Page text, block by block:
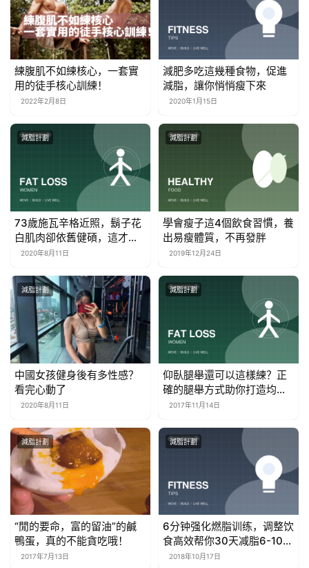
練腹肌不如練核心，一套實
用的徒手核心訓練！
2022年2月8日
減肥多吃這幾種食物，促進
減脂，讓你悄悄瘦下來
2020年1月15日
減脂計劃
73歲施瓦辛格近照，鬍子花
白肌肉卻依舊健碩，這才是
真男神
2020年8月11日
減脂計劃
學會瘦子這4個飲食習慣，養
出易瘦體質，不再發胖
2019年12月24日
減脂計劃
中國女孩健身後有多性感？
看完心動了
2020年8月11日
減脂計劃
仰臥腿舉還可以這樣練？正
確的腿舉方式助你打造均衡
大腿肌
2017年11月14日
減脂計劃
“閒的要命，富的留油”的鹹
鴨蛋，真的不能貪吃哦！
2017年7月13日
減脂計劃
6分钟强化燃脂训练，调整饮
食高效帮你30天减脂6-10
斤！
2018年10月17日